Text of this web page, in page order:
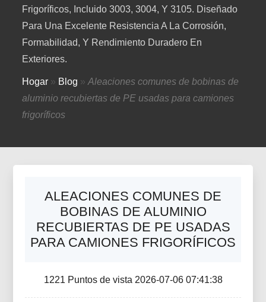
Frigoríficos, Incluido 3003, 3004, Y 3105. Diseñado
Para Una Excelente Resistencia A La Corrosión,
Formabilidad, Y Rendimiento Duradero En
Exteriores.
Hogar » Blog »Aleaciones comunes de bobinas de
aluminio recubiertas de PE usadas para camiones
frigoríficos
ALEACIONES COMUNES DE
BOBINAS DE ALUMINIO
RECUBIERTAS DE PE USADAS
PARA CAMIONES FRIGORÍFICOS
1221 Puntos de vista 2026-07-06 07:41:38